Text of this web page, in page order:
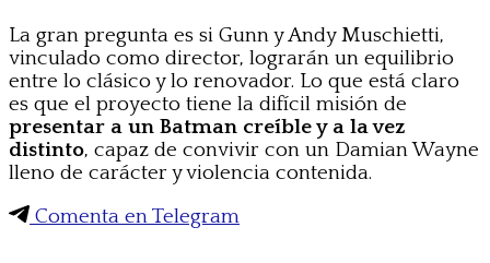
La gran pregunta es si Gunn y Andy Muschietti,
vinculado como director, lograrán un equilibrio
entre lo clásico y lo renovador. Lo que está claro
es que el proyecto tiene la difícil misión de
presentar a un Batman creíble y a la vez
distinto, capaz de convivir con un Damian Wayne
lleno de carácter y violencia contenida.
Comenta en Telegram